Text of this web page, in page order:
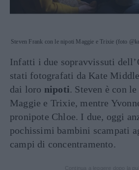
Steven Frank con le nipoti Maggie e Trixie (foto
Infatti i due sopravvissuti
stati fotografati da Kate
dai loro nipoti. Steven è con
Maggie e Trixie, mentre
pronipote Chloe. I due, oggi
pochissimi bambini scampati
campi di concentramento.